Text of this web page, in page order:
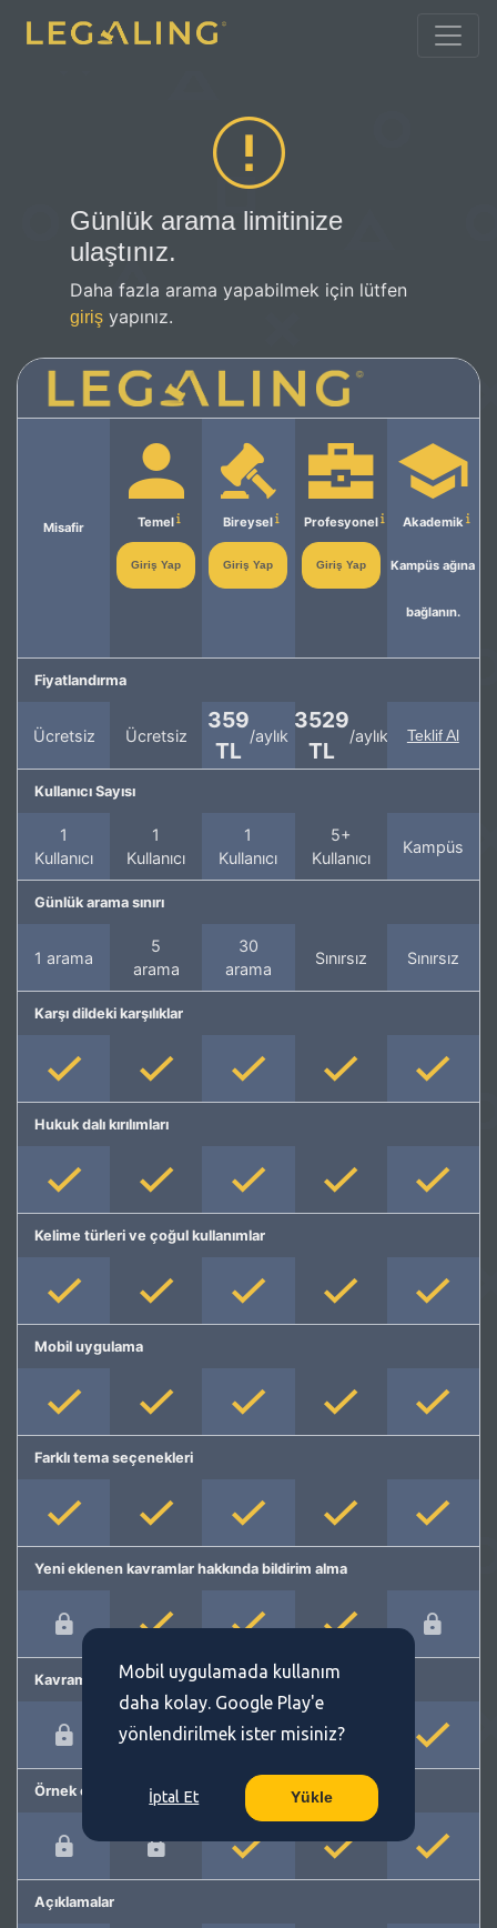
Günlük arama limitinize
ulaştınız.
Daha fazla arama yapabilmek için lütfen
giriş yapınız.
Misafir Temel
Giriş Yap
Bireysel
Giriş Yap
Profesyonel
Giriş Yap
Akademik
Kampüs ağına
bağlanın.
Fiyatlandırma
Ücretsiz Ücretsiz
359
TL
/aylık
3529
TL
/aylık Teklif Al
Kullanıcı Sayısı
1
Kullanıcı
1
Kullanıcı
1
Kullanıcı
5+
Kullanıcı
Kampüs
Günlük arama sınırı
1 arama
5
arama
30
arama
Sınırsız Sınırsız
Karşı dildeki karşılıklar
Hukuk dalı kırılımları
Kelime türleri ve çoğul kullanımlar
Mobil uygulama
Farklı tema seçenekleri
Yeni eklenen kavramlar hakkında bildirim alma
Kavram önerme
Örnek cümleler
Açıklamalar
Mobil uygulamada kullanım
daha kolay. Google Play'e
yönlendirilmek ister misiniz?
İptal Et Yükle